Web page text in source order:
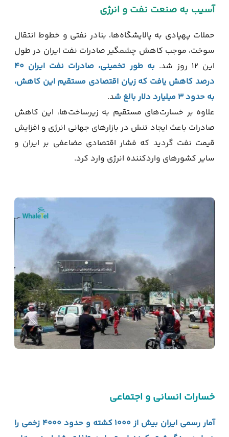
آسیب به صنعت نفت و انرژی
حملات پهپادی به پالایشگاه‌ها، بنادر نفتی و خطوط انتقال
سوخت، موجب کاهش چشمگیر صادرات نفت ایران در طول
این ۱۲ روز شد.
به طور تخمینی، صادرات نفت ایران ۴۰
درصد کاهش یافت که زیان اقتصادی مستقیم این کاهش،
به حدود ۳ میلیارد دلار بالغ ش
د.
علاوه بر خسارت‌های مستقیم به زیرساخت‌ها، این کاهش
صادرات باعث ایجاد تنش در بازارهای جهانی انرژی و افزایش
قیمت نفت گردید که فشار اقتصادی مضاعفی بر ایران و
سایر کشورهای واردکننده انرژی وارد کرد.
خسارات انسانی و اجتماعی
آمار رسمی ایران بیش از ۱۰۰۰ کشته و حدود ۴۰۰۰ زخمی را